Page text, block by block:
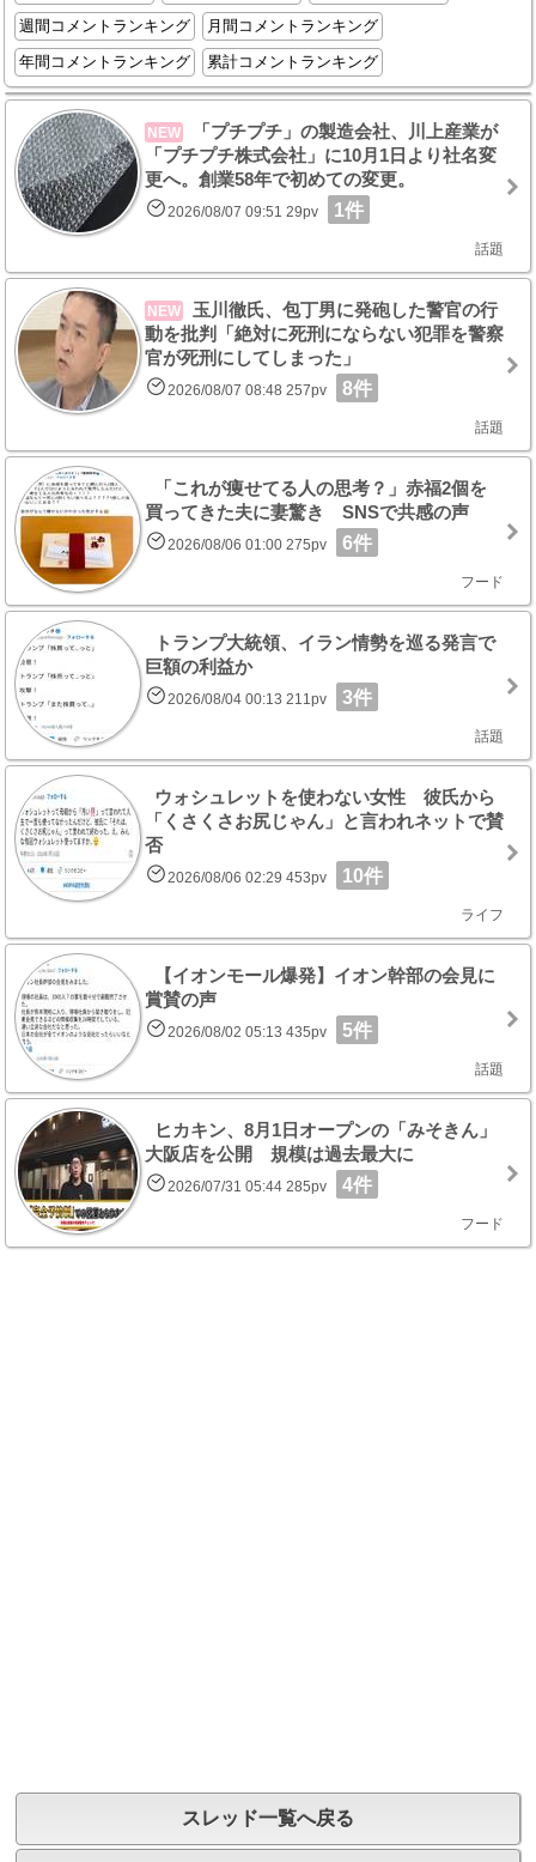
週間コメントランキング
月間コメントランキング
年間コメントランキング
累計コメントランキング
NEW
「プチプチ」の製造会社、川上産業が
「プチプチ株式会社」に10月1日より社名変
更へ。創業58年で初めての変更。
2026/08/07 09:51 29pv 1件
話題
NEW
玉川徹氏、包丁男に発砲した警官の行
動を批判「絶対に死刑にならない犯罪を警察
官が死刑にしてしまった」
2026/08/07 08:48 257pv 8件
話題
「これが痩せてる人の思考？」赤福2個を
買ってきた夫に妻驚き SNSで共感の声
2026/08/06 01:00 275pv 6件
フード
トランプ大統領、イラン情勢を巡る発言で
巨額の利益か
2026/08/04 00:13 211pv 3件
話題
ウォシュレットを使わない女性 彼氏から
「くさくさお尻じゃん」と言われネットで賛
否
2026/08/06 02:29 453pv 10件
ライフ
【イオンモール爆発】イオン幹部の会見に
賞賛の声
2026/08/02 05:13 435pv 5件
話題
ヒカキン、8月1日オープンの「みそきん」
大阪店を公開 規模は過去最大に
2026/07/31 05:44 285pv 4件
フード
スレッド一覧へ戻る